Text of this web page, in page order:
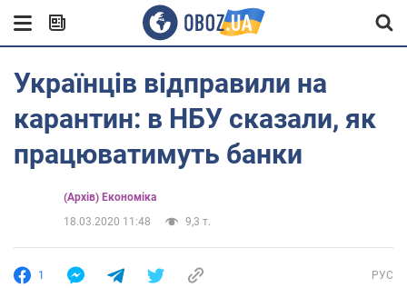
Українців відправили на
карантин: в НБУ сказали, як
працюватимуть банки
(Архів) Економіка
18.03.2020 11:48
9,3 т.
1 РУС